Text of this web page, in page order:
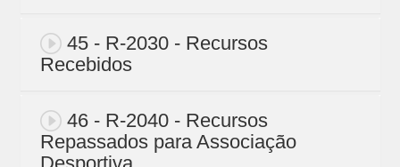
45 - R-2030 - Recursos
Recebidos
46 - R-2040 - Recursos
Repassados para Associação